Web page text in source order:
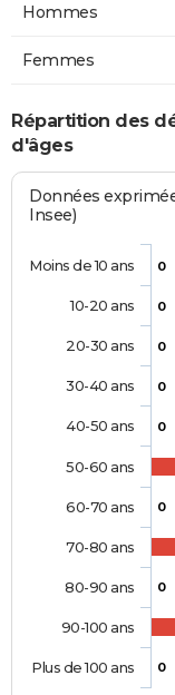
Hommes
Femmes
Répartition des
d'âges
Données
Insee)
0
0
0
0
0
0
0
0
Moins de 10 ans
10-20 ans
20-30 ans
30-40 ans
40-50 ans
50-60 ans
60-70 ans
70-80 ans
80-90 ans
90-100 ans
Plus de 100 ans